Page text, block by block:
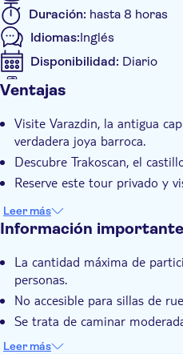
Duración: hasta 8 horas
Idiomas:Inglés
Disponibilidad: Diario
Se acepta el bono en el
Confirmación al momento
Grupo pequeño
Recogida en hotel
Ventajas
Visite Varazdin, la antigua
verdadera joya barroca.
Descubre Trakoscan, el
Reserve este tour privado y
Leer más
Información importante
La cantidad máxima de
personas.
No accesible para sillas de
Se trata de caminar
empinadas
Leer más